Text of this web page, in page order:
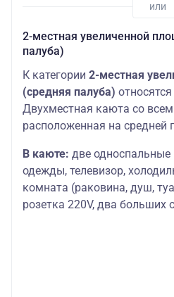
2-местная увеличенной
палуба)
К категории 2-местная
(средняя палуба)
Двухместная каюта со
расположенная на средней
В каюте: две
одежды, телевизор,
комната (раковина, душ,
розетка 220V, два больших